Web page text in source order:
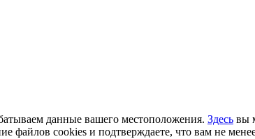
данные вашего местоположения. Здесь вы
файлов cookies и подтверждаете, что вам не